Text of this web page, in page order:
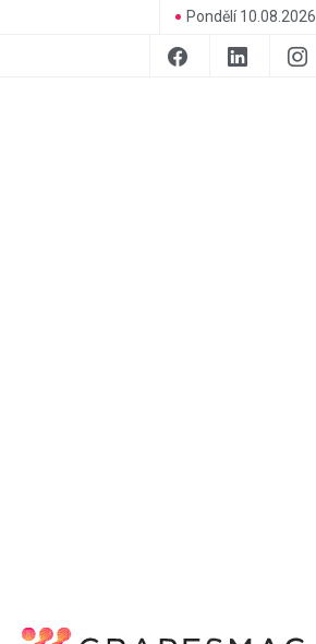
Pondělí 10.08.2026